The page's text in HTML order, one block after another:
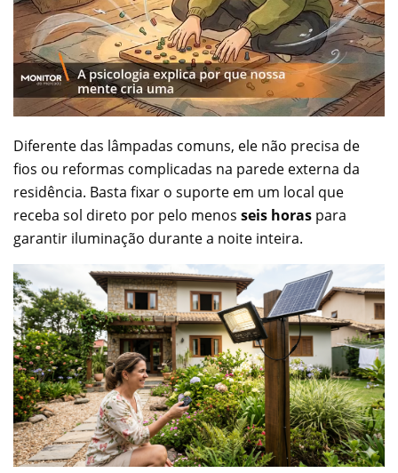
Diferente das lâmpadas comuns, ele não precisa de
fios ou reformas complicadas na parede externa da
residência. Basta fixar o suporte em um local que
receba sol direto por pelo menos seis horas para
garantir iluminação durante a noite inteira.